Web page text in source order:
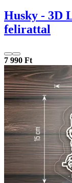
Husky - 3D
felirattal
7 990 Ft